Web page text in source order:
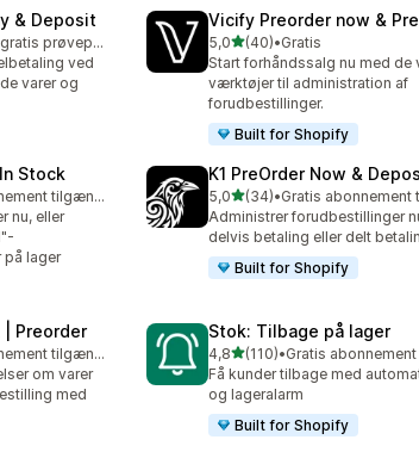
& Deposit
Mulighed for gratis prøveperiode
ved
varer og
Vicify Preorder now &
5,0ud af 5 stjerner
(40)
40 anmeldelser i alt
•Gratis
Start forhåndssalg nu med de
værktøjer til administration af
forudbestillinger.
Built for Shopify
Stock
Gratis abonnement tilgængeligt
nu, eller
på lager
K1 PreOrder Now &
5,0ud af 5 stjerner
(34)
34 anmeldelser i alt
•
Administrer forudbestillinger
delvis betaling eller delt
Built for Shopify
| Preorder
Gratis abonnement tilgængeligt
om varer
med
Stok: Tilbage på lager
4,8ud af 5 stjerner
(110)
110 anmeldelser i alt
•
Få kunder tilbage med
og lageralarm
Built for Shopify